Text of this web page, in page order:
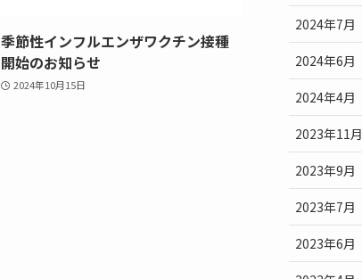
季節性インフルエンザワクチン接種
開始のお知らせ
2024年10月15日
2024年7月
2024年6月
2024年4月
2023年11月
2023年9月
2023年7月
2023年6月